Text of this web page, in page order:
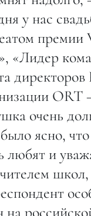
у нас
премии
«Лидер
ORT
очень
было ясно,
любят и
на